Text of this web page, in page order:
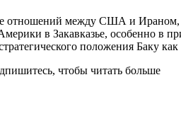
отношений между США и Ираном,
в Закавказье, особенно
положения Баку
чтобы читать больше